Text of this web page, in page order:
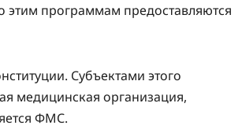
программам предоставляются
Субъектами этого
медицинская организация,
ФМС.